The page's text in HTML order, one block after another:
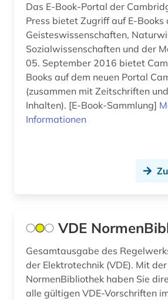
Das E-Book-Portal der
Press bietet Zugriff auf E-Books
Geisteswissenschaften,
Sozialwissenschaften und der Medizin.
05. September 2016 bietet
Books auf dem neuen Portal
(zusammen mit Zeitschriften
Inhalten). [E-Book-Sammlung]
Informationen
VDE
Gesamtausgabe des
der Elektrotechnik (VDE). Mit
NormenBibliothek haben Sie
alle gültigen VDE-Vorschriften